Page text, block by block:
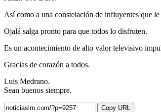
Así como a una constelación de influyentes que
Ojalá salga pronto para que todos lo disfruten.
Es un acontecimiento de alto valor televisivo
Gracias de corazón a todos.
Luis Medrano.
Sean buenos siempre.
Copy URL